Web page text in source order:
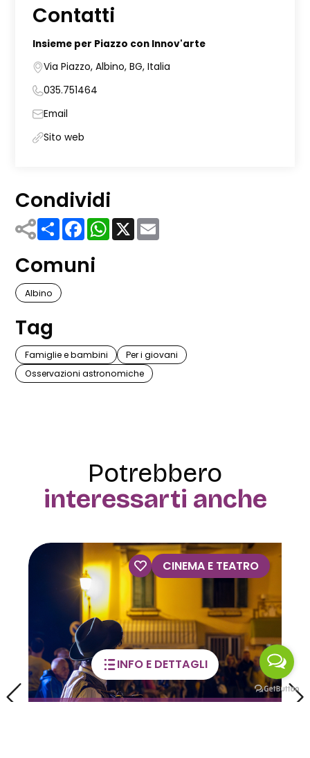
INFO E DETTAGLI
Contatti
Insieme per Piazzo con Innov'arte
Via Piazzo, Albino, BG, Italia
035.751464
Email
Sito web
Condividi
ShareFacebook
WhatsApp
X
Comuni
Albino
Tag
Famiglie e bambini
Per i giovani
Osservazioni astronomiche
Potrebbero
interessarti anche
VISITE GUIDATE